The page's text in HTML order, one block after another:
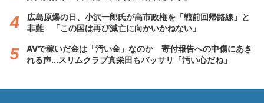
広島原爆の日、小沢一郎氏が高市政権を「戦前回帰路線」と
非難 「この国は再び滅亡に向かいかねない」
AVで稼いだ金は「汚い金」なのか 寄付報告への中傷にあき
れる声...スリムクラブ真栄田もバッサリ「汚い心だね」